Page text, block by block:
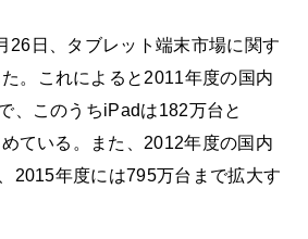
26日、タブレット端末市場に関す
。これによると2011年度の国内
、このうちiPadは182万台と
ている。また、2012年度の国内
2015年度には795万台まで拡大す